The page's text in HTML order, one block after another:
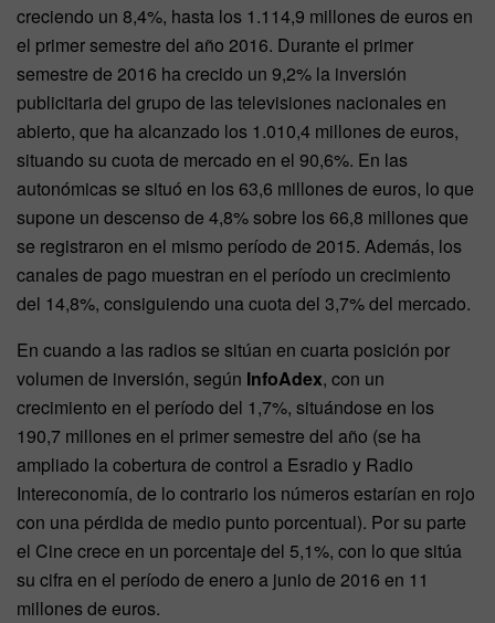
creciendo un 8,4%, hasta los 1.114,9 millones de euros en
el primer semestre del año 2016. Durante el primer
semestre de 2016 ha crecido un 9,2% la inversión
publicitaria del grupo de las televisiones nacionales en
abierto, que ha alcanzado los 1.010,4 millones de euros,
situando su cuota de mercado en el 90,6%. En las
autonómicas se situó en los 63,6 millones de euros, lo que
supone un descenso de 4,8% sobre los 66,8 millones que
se registraron en el mismo período de 2015. Además, los
canales de pago muestran en el período un crecimiento
del 14,8%, consiguiendo una cuota del 3,7% del mercado.
En cuando a las radios se sitúan en cuarta posición por
volumen de inversión, según InfoAdex, con un
crecimiento en el período del 1,7%, situándose en los
190,7 millones en el primer semestre del año (se ha
ampliado la cobertura de control a Esradio y Radio
Intereconomía, de lo contrario los números estarían en rojo
con una pérdida de medio punto porcentual). Por su parte
el Cine crece en un porcentaje del 5,1%, con lo que sitúa
su cifra en el período de enero a junio de 2016 en 11
millones de euros.